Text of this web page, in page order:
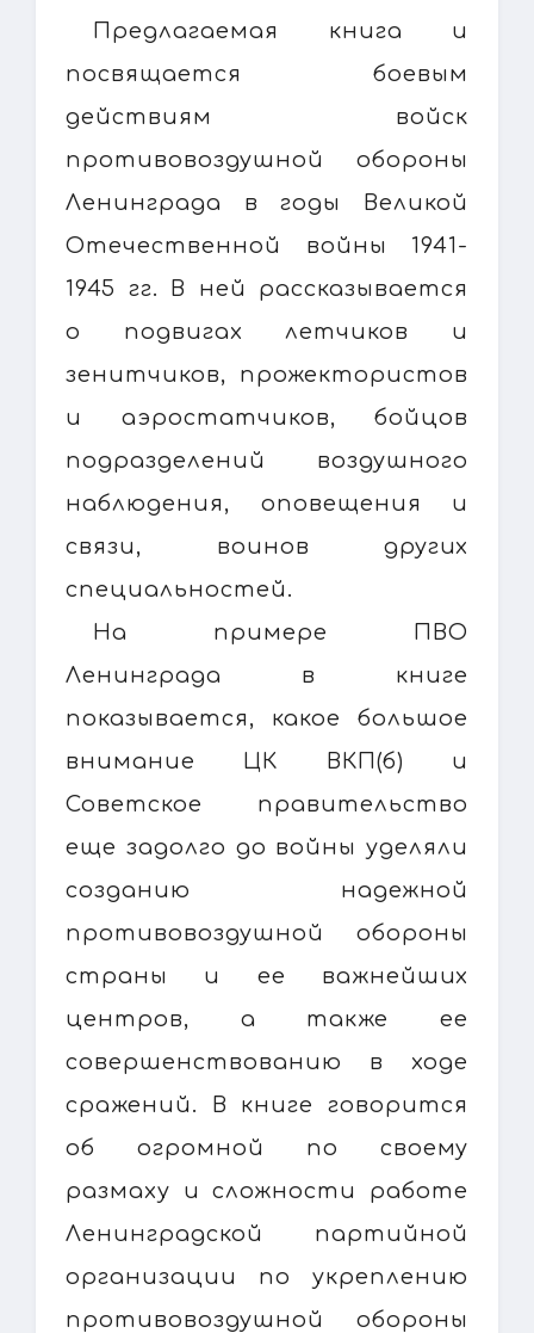
Предлагаемая книга и
посвящается боевым
действиям войск
противовоздушной обороны
Ленинграда в годы Великой
Отечественной войны 1941-
1945 гг. В ней рассказывается
о подвигах летчиков и
зенитчиков, прожектористов
и аэростатчиков, бойцов
подразделений воздушного
наблюдения, оповещения и
связи, воинов других
специальностей.
На примере ПВО
Ленинграда в книге
показывается, какое большое
внимание ЦК ВКП(б) и
Советское правительство
еще задолго до войны уделяли
созданию надежной
противовоздушной обороны
страны и ее важнейших
центров, а также ее
совершенствованию в ходе
сражений. В книге говорится
об огромной по своему
размаху и сложности работе
Ленинградской партийной
организации по укреплению
противовоздушной обороны